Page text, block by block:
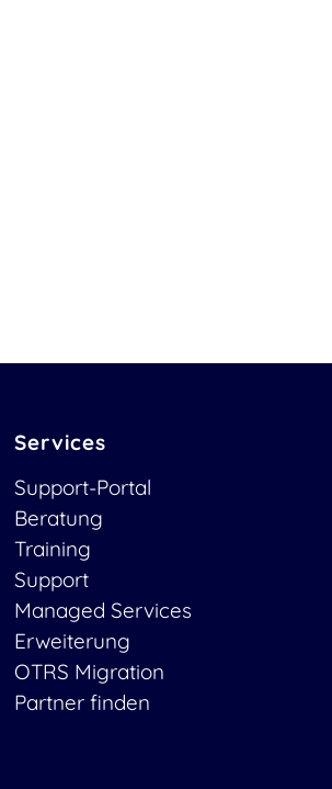
Services
Support-Portal
Beratung
Training
Support
Managed Services
Erweiterung
OTRS Migration
Partner finden